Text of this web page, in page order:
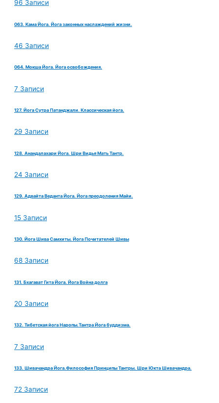
96 Записи
063. Кама Йога. Йога законных наслаждений жизни.
46 Записи
064. Мокша Йога. Йога освобождения.
7 Записи
127. Йога Сутра Патанджали. Классическая йога.
29 Записи
128. Анандалахари Йога. Шри Видья Мать Тантр.
24 Записи
129. Адвайта Веданта Йога. Йога преодоления Майи.
15 Записи
130. Йога Шива Самхиты. Йога Почитателей Шивы
68 Записи
131. Бхагават Гита Йога. Йога Война долга
20 Записи
132. Тибетская йога Наропы.Тантра Йога буддизма.
7 Записи
133. Шивачандра Йога.Философия Принципы Тантры. Шри Юкта Шивачандра.
72 Записи